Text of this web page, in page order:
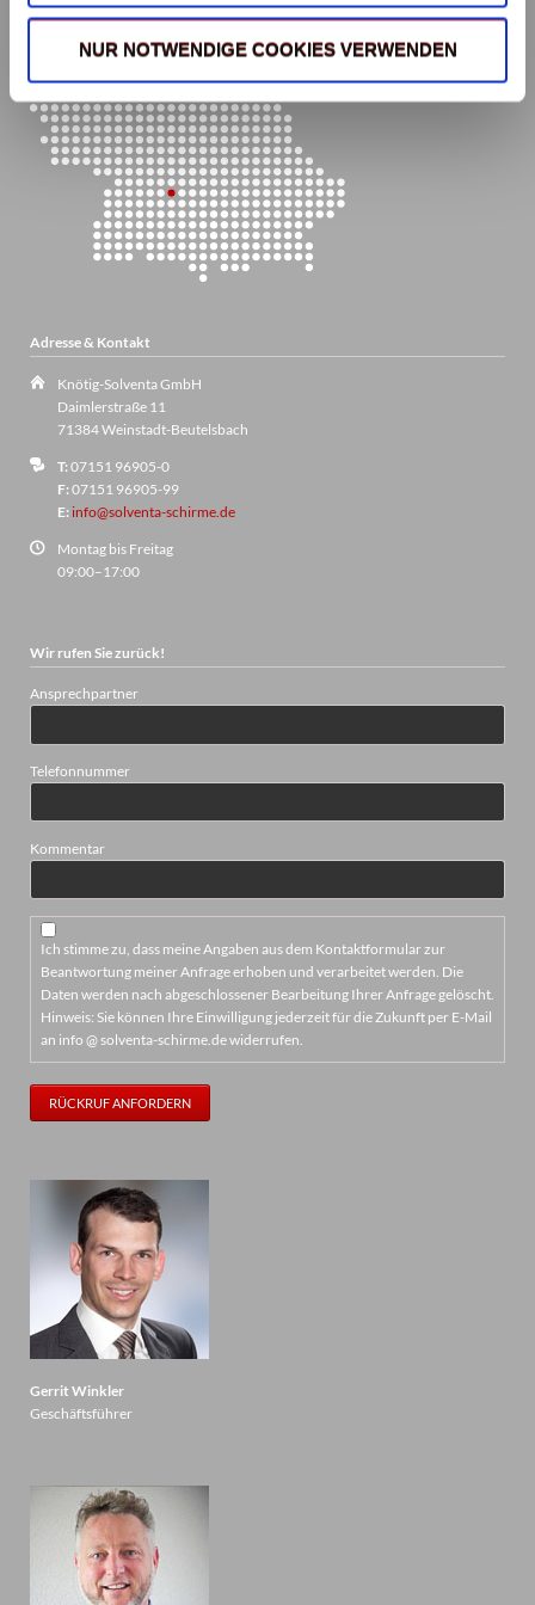
NUR NOTWENDIGE COOKIES VERWENDEN
Adresse & Kontakt
Knötig-Solventa GmbH
Daimlerstraße 11
71384 Weinstadt-Beutelsbach
T:07151 96905-0
F:07151 96905-99
E: info@solventa-schirme.de
Montag bis Freitag
09:00–17:00
Wir rufen Sie zurück!
Ansprechpartner
Telefonnummer
Kommentar
Ich stimme zu, dass meine Angaben aus dem Kontaktformular zur
Beantwortung meiner Anfrage erhoben und verarbeitet werden. Die
Daten werden nach abgeschlossener Bearbeitung Ihrer Anfrage gelöscht.
Hinweis: Sie können Ihre Einwilligung jederzeit für die Zukunft per E-Mail
an info @ solventa-schirme.de widerrufen.
RÜCKRUF ANFORDERN
Gerrit Winkler
Geschäftsführer